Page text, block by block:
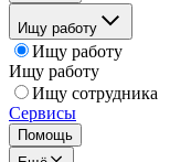
Ищу работу
Ищу работу
Ищу работу
Ищу сотрудника
Сервисы
Помощь